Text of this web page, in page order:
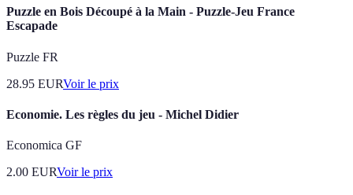
Puzzle en Bois Découpé à la Main - Puzzle-Jeu France
Escapade
Puzzle FR
28.95 EURVoir le prix
Economie. Les règles du jeu - Michel Didier
Economica GF
2.00 EURVoir le prix